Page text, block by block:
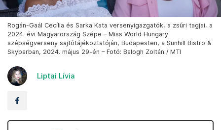
Rogán-Gaál Cecília és Sarka Kata versenyigazgatók, a zsűri tagjai, a
2024. évi Magyarország Szépe – Miss World Hungary
szépségverseny sajtótájékoztatóján, Budapesten, a Sunhill Bistro &
Skybarban, 2024. május 29-én – Fotó: Balogh Zoltán / MTI
Liptai Lívia